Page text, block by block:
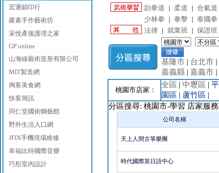
宏運鎖印行
蘿素手作藝術坊
采悅產後護理之家
GP online
山海線藝術造形有限公司
MIT製造網
掏客美食網
快客簡訊
同仁堂國術獅藝館
野外生活入口網
JFIX手機現場維修
幸福比特國際音樂
巧彤室內設計
跆拳道
柔道 合氣道
少林拳
拳擊 泰國拳
法律
就業班 保證班
基隆市 | 台北市 |
嘉義縣 | 嘉義市 |
桃園市店家：
全區 | 中壢區 |
園區 | 蘆竹區 |
分區搜尋: 桃園市-學習 店家服
公司名稱
天上人間古箏樂團
時代國際英日語中心